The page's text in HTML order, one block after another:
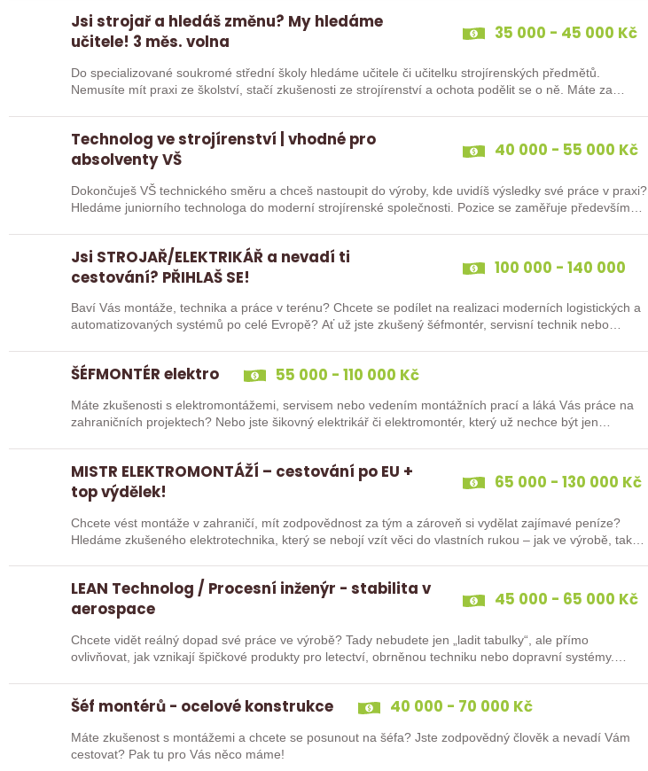
Jsi strojař a hledáš změnu? My hledáme
učitele! 3 měs. volna
35 000 - 45 000 Kč
Do specializované soukromé střední školy hledáme učitele či učitelku strojírenských předmětů.
Nemusíte mít praxi ze školství, stačí zkušenosti ze strojírenství a ochota podělit se o ně. Máte za
Technolog ve strojírenství | vhodné pro
absolventy VŠ
40 000 - 55 000 Kč
Dokončuješ VŠ technického směru a chceš nastoupit do výroby, kde uvidíš výsledky své práce v praxi?
Hledáme juniorního technologa do moderní strojírenské společnosti. Pozice se zaměřuje především
Jsi STROJAŘ/ELEKTRIKÁŘ a nevadí ti
cestování? PŘIHLAŠ SE!
100 000 - 140 000
Baví Vás montáže, technika a práce v terénu? Chcete se podílet na realizaci moderních logistických a
automatizovaných systémů po celé Evropě? Ať už jste zkušený šéfmontér, servisní technik nebo…
ŠÉFMONTÉR elektro 55 000 - 110 000 Kč
Máte zkušenosti s elektromontážemi, servisem nebo vedením montážních prací a láká Vás práce na
zahraničních projektech? Nebo jste šikovný elektrikář či elektromontér, který už nechce být jen
MISTR ELEKTROMONTÁŽÍ – cestování po EU +
top výdělek!
65 000 - 130 000 Kč
Chcete vést montáže v zahraničí, mít zodpovědnost za tým a zároveň si vydělat zajímavé peníze?
Hledáme zkušeného elektrotechnika, který se nebojí vzít věci do vlastních rukou – jak ve výrobě, tak…
LEAN Technolog / Procesní inženýr - stabilita v
aerospace
45 000 - 65 000 Kč
Chcete vidět reálný dopad své práce ve výrobě? Tady nebudete jen „ladit tabulky“, ale přímo
ovlivňovat, jak vznikají špičkové produkty pro letectví, obrněnou techniku nebo dopravní systémy.
Šéf montérů - ocelové konstrukce 40 000 - 70 000 Kč
Máte zkušenost s montážemi a chcete se posunout na šéfa? Jste zodpovědný člověk a nevadí Vám
cestovat? Pak tu pro Vás něco máme!